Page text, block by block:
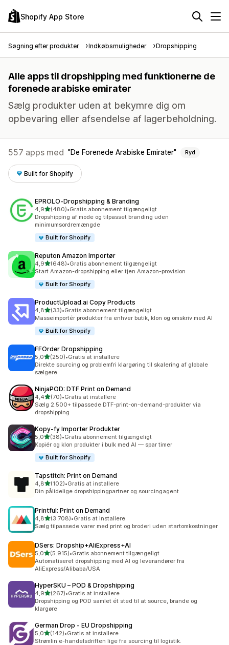
Shopify App Store
Søgning efter produkter Indkøbsmuligheder Dropshipping
Alle apps til dropshipping med funktionerne de
forenede arabiske emirater
Sælg produkter uden at bekymre dig om
opbevaring eller afsendelse af lagerbeholdning.
557 apps med De Forenede Arabiske Emirater Ryd
Built for Shopify
EPROLO‑Dropshipping & Branding
4,9ud af 5 stjerner
(480)
480 anmeldelser i alt
•Gratis abonnement tilgængeligt
Dropshipping af mode og tilpasset branding uden
minimumsordremængde
Built for Shopify
Reputon Amazon Importør
4,9ud af 5 stjerner
(648)
648 anmeldelser i alt
•Gratis abonnement tilgængeligt
Start Amazon-dropshipping eller tjen Amazon-provision
Built for Shopify
ProductUpload.ai Copy Products
4,8ud af 5 stjerner
(33)
33 anmeldelser i alt
•Gratis abonnement tilgængeligt
Masseimportér produkter fra enhver butik, klon og omskriv med AI
Built for Shopify
FFOrder Dropshipping
5,0ud af 5 stjerner
(250)
250 anmeldelser i alt
•Gratis at installere
Direkte sourcing og problemfri klargøring til skalering af globale
sælgere
NinjaPOD: DTF Print on Demand
4,4ud af 5 stjerner
(70)
70 anmeldelser i alt
•Gratis at installere
Sælg 2.500+ tilpassede DTF-print-on-demand-produkter via
dropshipping
Kopy‑fy Importer Produkter
5,0ud af 5 stjerner
(38)
38 anmeldelser i alt
•Gratis abonnement tilgængeligt
Kopiér og klon produkter i bulk med AI — spar timer
Built for Shopify
Tapstitch: Print on Demand
4,8ud af 5 stjerner
(102)
102 anmeldelser i alt
•Gratis at installere
Din pålidelige dropshippingpartner og sourcingagent
Printful: Print on Demand
4,8ud af 5 stjerner
(3.708)
3708 anmeldelser i alt
•Gratis at installere
Sælg tilpassede varer med print og broderi uden startomkostninger
DSers: Dropship+AliExpress+AI
5,0ud af 5 stjerner
(5.915)
5915 anmeldelser i alt
•Gratis abonnement tilgængeligt
Automatiseret dropshipping med AI og leverandører fra
AliExpress/Alibaba/USA
HyperSKU – POD & Dropshipping
4,9ud af 5 stjerner
(267)
267 anmeldelser i alt
•Gratis at installere
Dropshipping og POD samlet ét sted til at source, brande og
klargøre
German Drop ‑ EU Dropshipping
5,0ud af 5 stjerner
(142)
142 anmeldelser i alt
•Gratis at installere
Strømlin e-handelsdriften lige fra sourcing til logistik.